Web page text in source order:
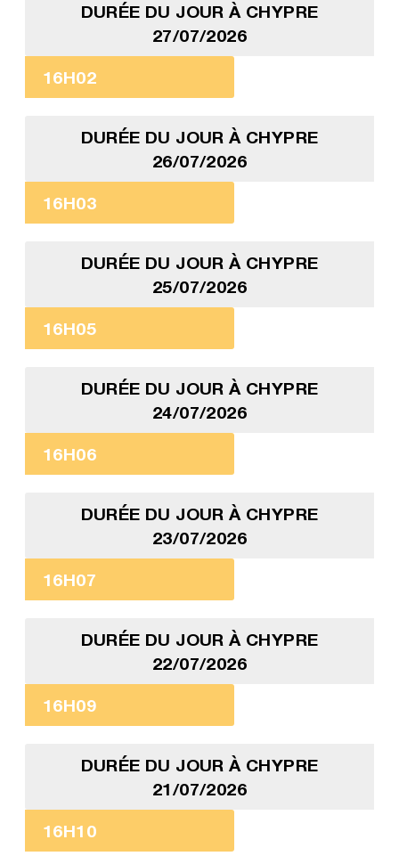
DURÉE DU JOUR À CHYPRE
27/07/2026
16H02
DURÉE DU JOUR À CHYPRE
26/07/2026
16H03
DURÉE DU JOUR À CHYPRE
25/07/2026
16H05
DURÉE DU JOUR À CHYPRE
24/07/2026
16H06
DURÉE DU JOUR À CHYPRE
23/07/2026
16H07
DURÉE DU JOUR À CHYPRE
22/07/2026
16H09
DURÉE DU JOUR À CHYPRE
21/07/2026
16H10